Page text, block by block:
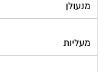
מעליות
מערכות Wi-Fi